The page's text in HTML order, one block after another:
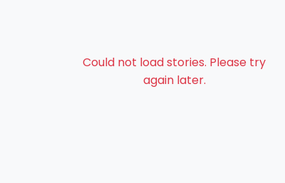
Could not load stories. Please try
again later.